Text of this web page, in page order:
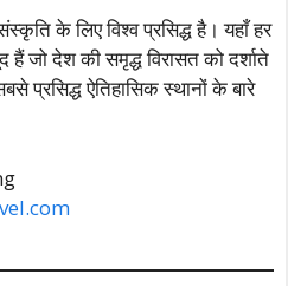
के लिए विश्व प्रसिद्ध है। यहाँ हर
जो देश की समृद्ध विरासत को दर्शाते
ऐतिहासिक स्थानों के बारे